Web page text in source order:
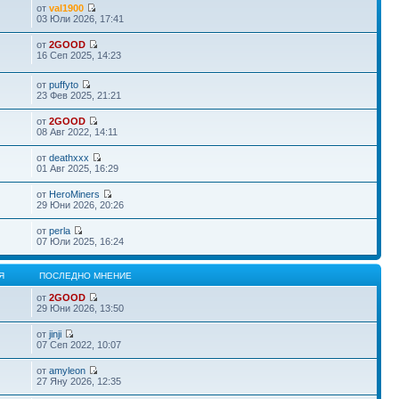
отval1900
03 Юли 2026, 17:41
от2GOOD
16 Сеп 2025, 14:23
отpuffyto
23 Фев 2025, 21:21
от2GOOD
08 Авг 2022, 14:11
отdeathxxx
01 Авг 2025, 16:29
от HeroMiners
29 Юни 2026, 20:26
отperla
07 Юли 2025, 16:24
ПОСЛЕДНО МНЕНИЕ
от2GOOD
29 Юни 2026, 13:50
отjinji
07 Сеп 2022, 10:07
отamyleon
27 Яну 2026, 12:35